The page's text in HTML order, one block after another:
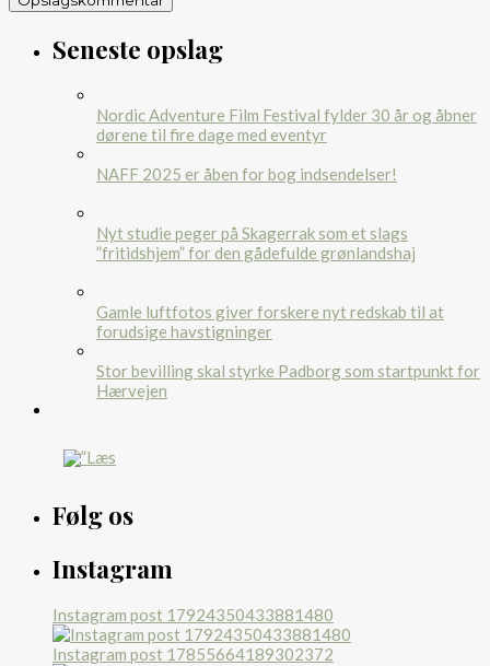
Seneste opslag
Nordic Adventure Film Festival fylder 30 år og åbner
dørene til fire dage med eventyr
NAFF 2025 er åben for bog indsendelser!
Nyt studie peger på Skagerrak som et slags
”fritidshjem” for den gådefulde grønlandshaj
Gamle luftfotos giver forskere nyt redskab til at
forudsige havstigninger
Stor bevilling skal styrke Padborg som startpunkt for
Hærvejen
Følg os
Instagram
Instagram post 17924350433881480
Instagram post 17855664189302372